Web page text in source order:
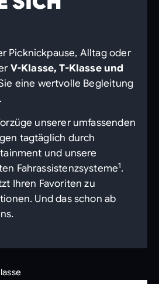
Picknickpause, Alltag oder
V-Klasse, T-Klasse und
eine wertvolle Begleitung
unserer umfassenden
tagtäglich durch
und unsere
Fahrassistenzsysteme1.
Ihren Favoriten zu
Und das schon ab